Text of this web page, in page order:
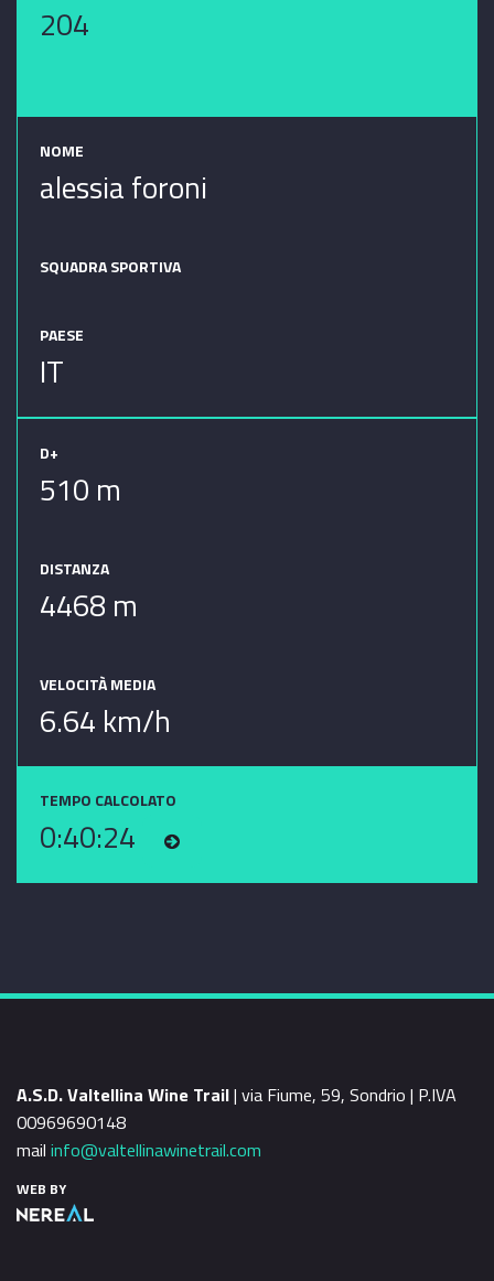
204
NOME
alessia foroni
SQUADRA SPORTIVA
PAESE
IT
D+
510 m
DISTANZA
4468 m
VELOCITÀ MEDIA
6.64 km/h
TEMPO CALCOLATO
0:40:24
A.S.D. Valtellina Wine Trail| via Fiume, 59, Sondrio | P.IVA
00969690148
mail info@valtellinawinetrail.com
WEB BY